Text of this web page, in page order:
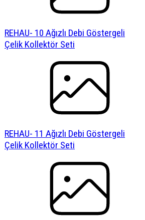
REHAU- 10 Ağızlı Debi Göstergeli
Çelik Kollektör Seti
REHAU- 11 Ağızlı Debi Göstergeli
Çelik Kollektör Seti